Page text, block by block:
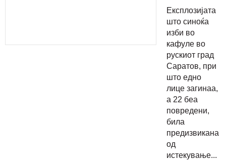
во кафуле
каде
загинаа
едно
лице, а 22
беа
повредени
Експлозијата
што синоќа
изби во
кафуле во
рускиот град
Саратов, при
што едно
лице загинаа,
а 22 беа
повредени,
била
предизвикана
од
истекување...